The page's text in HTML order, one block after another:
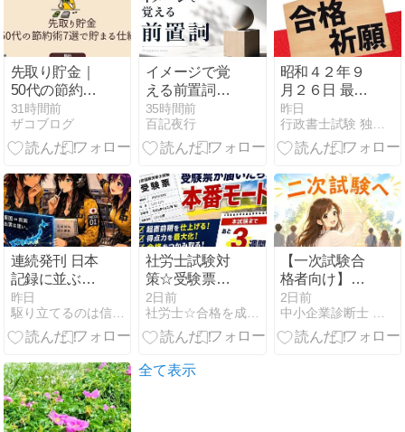
先取り貯金｜
50代の節約術
7選で貯まる
仕組み
31時間前
ザコブログ
イメージで覚
える前置詞②
｜位置・移動
の前置詞10選
35時間前
百記夜行
昭和４２年９
月２６日 最高
裁判所第三小
法廷 判決
昨日
行政書士試験 独学チャレンジ！！
連続発刊 日本
記録に並ぶ
【重機娘Ⓡ】
BREAKERMAKOTO
第52巻 照合編
昨日
駆り立てるのは信念と情熱そして自分の正義
社労士試験対
策☆受験票が
届いたら本番
モードへ！超
直前期のマイ
2日前
社労士☆合格を成し遂げるシャロ勉法
【一次試験合
格者向け】得
点率60%のハ
ードルを越え
一次を突破さ
2日前
中小企業診断士 一発合格道場
全て表示